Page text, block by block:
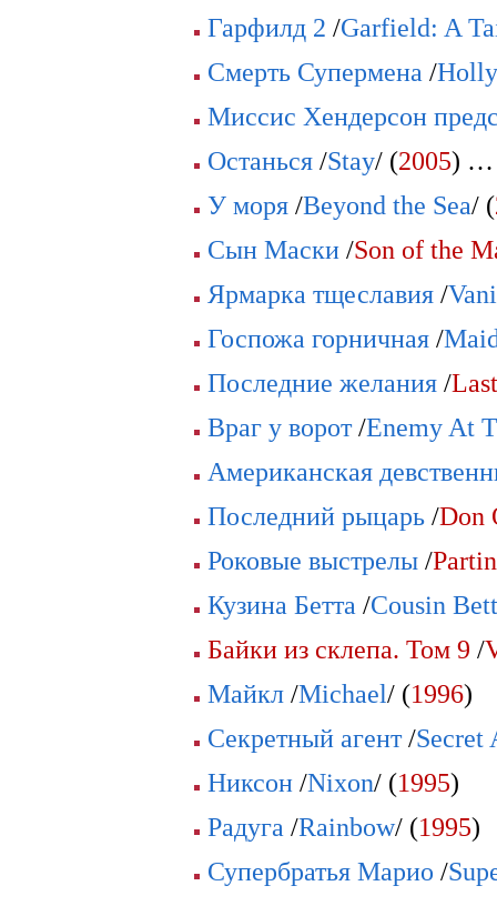
Гарфилд 2 /Garfield: A
Смерть Супермена /
Миссис Хендерсон
Останься /Stay/ (2005) …
У моря /Beyond the Sea/ (
Сын Маски /Son of the
Ярмарка тщеславия /
Госпожа горничная /
Последние желания /
Враг у ворот/Enemy At
Американская
Последний рыцарь /Don
Роковые выстрелы /
Кузина Бетта /Cousin
Байки из склепа. Том 9 /
Майкл /Michael/ (1996)
Секретный агент/Secret
Никсон /Nixon/ (1995)
Радуга /Rainbow/ (1995)
Супербратья Марио /